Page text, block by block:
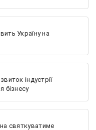
Україну на
індустрії
бізнесу
святкуватиме